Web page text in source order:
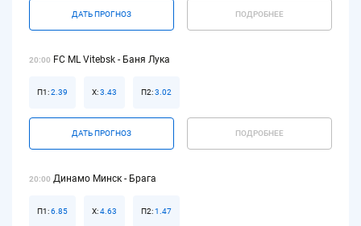
ДАТЬ ПРОГНОЗ ПОДРОБНЕЕ
20:00 FC ML Vitebsk - Баня Лука
ДАТЬ ПРОГНОЗ
П1:2.39 Х:3.43 П2:3.02
ПОДРОБНЕЕ
20:00 Динамо Минск - Брага
П1:6.85 Х:4.63 П2:1.47